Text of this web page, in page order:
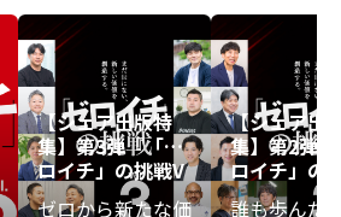
【シェア出版特
集】第3弾『「ゼ
ロイチ」の挑戦V
ol.3』
ゼロから新たな価
【シェア出
集】第2弾
ロイチ」の
ol.3』
誰も歩んだ